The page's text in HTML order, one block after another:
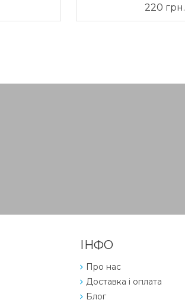
220 грн.
ІНФО
Про нас
Доставка і оплата
Блог